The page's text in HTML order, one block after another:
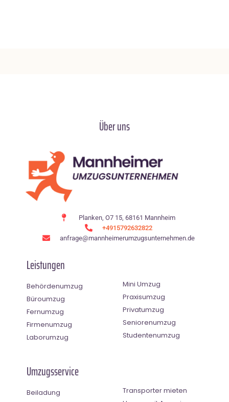
Über uns
Planken, O7 15, 68161 Mannheim
+4915792632822
anfrage@mannheimerumzugsunternehmen.de
Leistungen
Behördenumzug
Büroumzug
Fernumzug
Firmenumzug
Laborumzug
Mini Umzug
Praxisumzug
Privatumzug
Seniorenumzug
Studentenumzug
Umzugsservice
Beiladung
Transporter mieten